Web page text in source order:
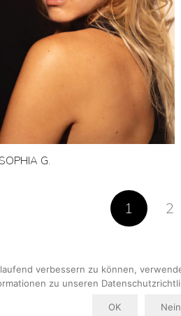
SOPHIA G.
1 2
AGB |
verbessern zu können,
zu unseren
OK Nein